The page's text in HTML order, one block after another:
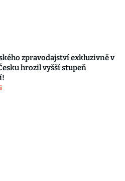
zpravodajství exkluzivně v
hrozil vyšší stupeň